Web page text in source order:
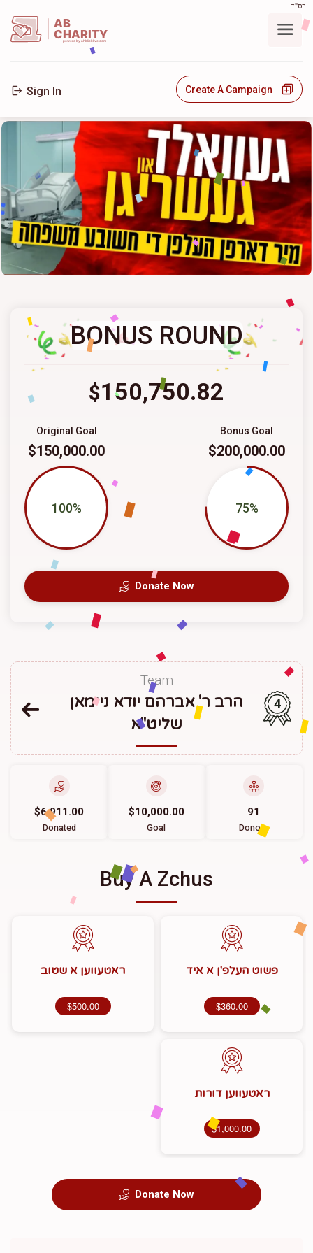
בס"ד
AB
CHARITY
powerd by ahblicklive.com
Sign In Create A Campaign
BONUS ROUND
$150,750.82
Bonus Goal
$200,000.00
75%
Original Goal
$150,000.00
100%
Donate Now
Team
הרב ר' אברהם יודא ניימאן
שליט"א
4
$6,911.00
Donated
$10,000.00
Goal
91
Donors
Buy A Zchus
פשוט העלפ'ן א איד
$360.00
ראטעווען א שטוב
$500.00
ראטעווען דורות
$1,000.00
Donate Now